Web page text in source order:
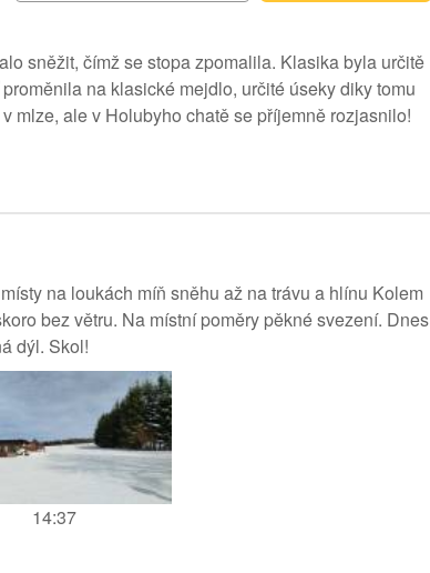
sněžit, čímž se stopa zpomalila. Klasika byla určitě
na klasické mejdlo, určité úseky diky tomu
mlze, ale v Holubyho chatě se příjemně rozjasnilo!
na loukách míň sněhu až na trávu a hlínu Kolem
bez větru. Na místní poměry pěkné svezení. Dnes
dýl. Skol!
14:37